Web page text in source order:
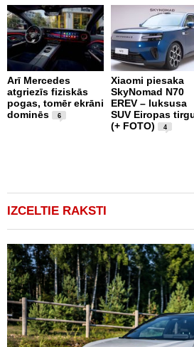
Arī Mercedes
atgriezīs fiziskās
pogas, tomēr ekrāni
dominēs
6
Xiaomi piesaka
SkyNomad N70
EREV – luksusa
SUV Eiropas
(+ FOTO)
4
IZCELTIE RAKSTI